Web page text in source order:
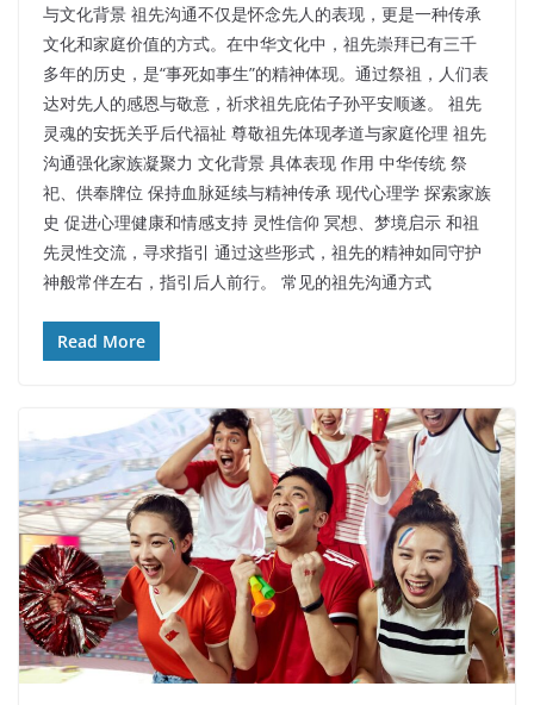
与文化背景 祖先沟通不仅是怀念先人的表现，更是一种传承
文化和家庭价值的方式。在中华文化中，祖先崇拜已有三千
多年的历史，是“事死如事生”的精神体现。通过祭祖，人们表
达对先人的感恩与敬意，祈求祖先庇佑子孙平安顺遂。 祖先
灵魂的安抚关乎后代福祉 尊敬祖先体现孝道与家庭伦理 祖先
沟通强化家族凝聚力 文化背景 具体表现 作用 中华传统 祭
祀、供奉牌位 保持血脉延续与精神传承 现代心理学 探索家族
史 促进心理健康和情感支持 灵性信仰 冥想、梦境启示 和祖
先灵性交流，寻求指引 通过这些形式，祖先的精神如同守护
神般常伴左右，指引后人前行。 常见的祖先沟通方式
Read More